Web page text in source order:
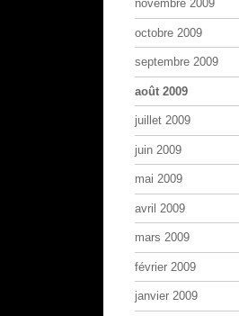
novembre 2009
octobre 2009
septembre 2009
août 2009
juillet 2009
juin 2009
mai 2009
avril 2009
mars 2009
février 2009
janvier 2009